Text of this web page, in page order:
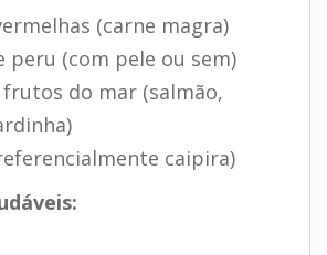
(carne magra)
peru (com pele ou sem)
frutos do mar (salmão,
caipira)